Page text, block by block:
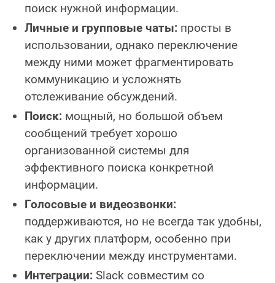
поиск нужной информации.
Личные и групповые чаты: просты в
использовании, однако переключение
между ними может фрагментировать
коммуникацию и усложнять
отслеживание обсуждений.
Поиск: мощный, но большой объем
сообщений требует хорошо
организованной системы для
эффективного поиска конкретной
информации.
Голосовые и видеозвонки:
поддерживаются, но не всегда так удобны,
как у других платформ, особенно при
переключении между инструментами.
Интеграции: Slack совместим со